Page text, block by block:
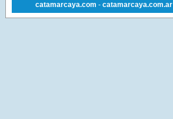
catamarcaya.com - catamarcaya.com.ar